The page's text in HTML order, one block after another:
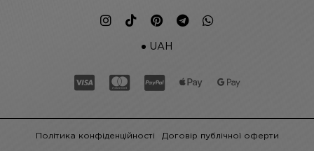
UAH
Політика конфіденційності Договір публічної оферти